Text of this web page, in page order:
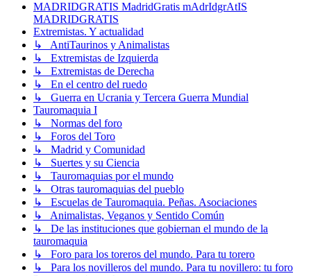
MADRIDGRATIS MadridGratis mAdrIdgrAtIS
MADRIDGRATIS
Extremistas. Y actualidad
↳ AntiTaurinos y Animalistas
↳ Extremistas de Izquierda
↳ Extremistas de Derecha
↳ En el centro del ruedo
↳ Guerra en Ucrania y Tercera Guerra Mundial
Tauromaquia I
↳ Normas del foro
↳ Foros del Toro
↳ Madrid y Comunidad
↳ Suertes y su Ciencia
↳ Tauromaquias por el mundo
↳ Otras tauromaquias del pueblo
↳ Escuelas de Tauromaquia. Peñas. Asociaciones
↳ Animalistas, Veganos y Sentido Común
↳ De las instituciones que gobiernan el mundo de la
tauromaquia
↳ Foro para los toreros del mundo. Para tu torero
↳ Para los novilleros del mundo. Para tu novillero: tu foro